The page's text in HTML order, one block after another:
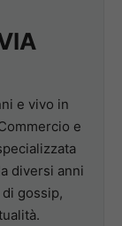
e vivo in
e
diversi anni
gossip,